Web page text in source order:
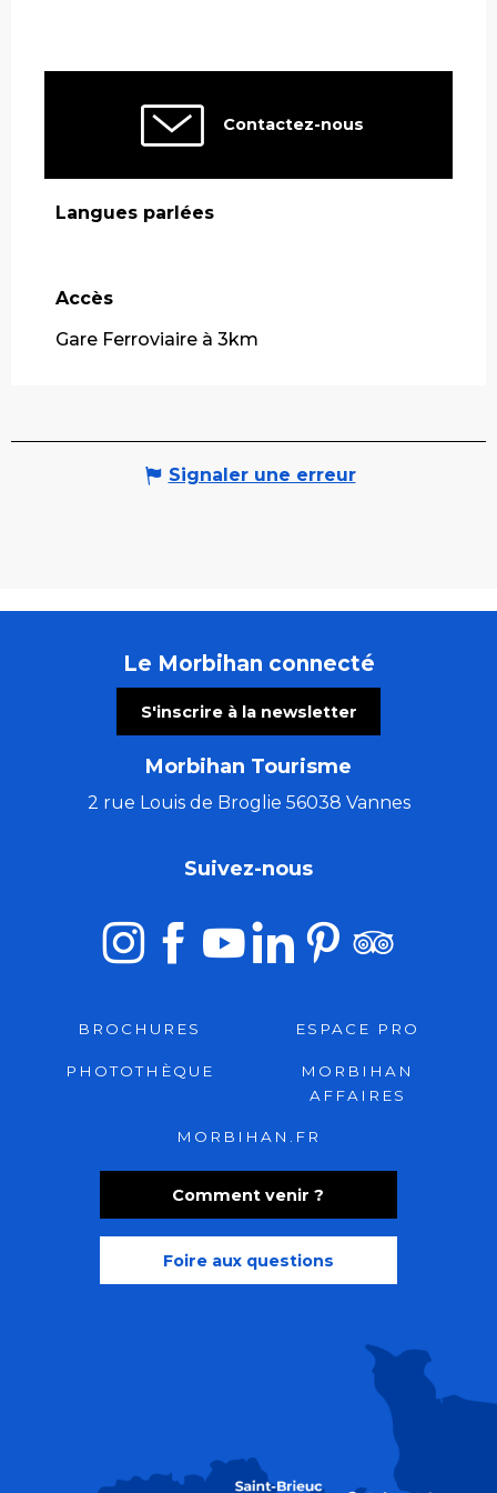
Contactez-nous
Langues parlées
Langues parlées
Accès
Accès
Gare Ferroviaire à 3km
Signaler une erreur
Le Morbihan connecté
S'inscrire à la newsletter
Morbihan Tourisme
2 rue Louis de Broglie 56038 Vannes
Comment venir ?
Foire aux questions
Suivez-nous
BROCHURES ESPACE PRO
PHOTOTHÈQUE
MORBIHAN
AFFAIRES
MORBIHAN.FR